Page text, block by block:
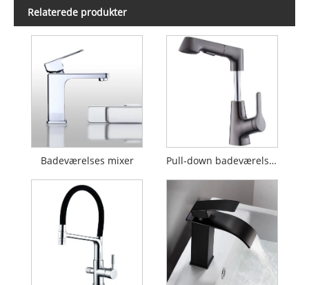
Relaterede produkter
Badeværelses mixer Pull-down badeværelsesarmatur